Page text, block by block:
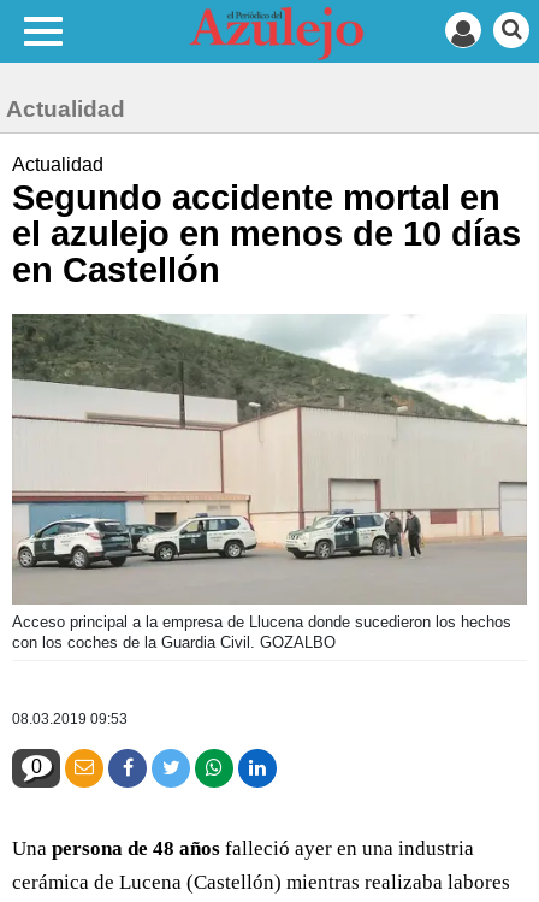
Actualidad
Actualidad
Segundo accidente mortal en
el azulejo en menos de 10 días
en Castellón
Acceso principal a la empresa de Llucena donde sucedieron los hechos
con los coches de la Guardia Civil. GOZALBO
08.03.2019 09:53
0
Una persona de 48 años falleció ayer en una industria
cerámica de Lucena (Castellón) mientras realizaba labores